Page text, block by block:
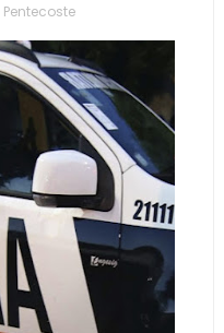
Pentecoste